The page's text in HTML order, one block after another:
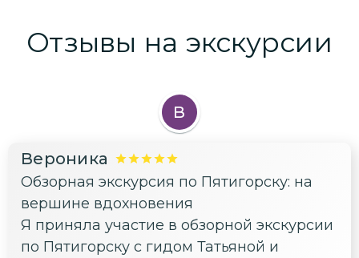
Отзывы на экскурсии
В
Вероника
Обзорная экскурсия по Пятигорску: на
вершине вдохновения
Я приняла участие в обзорной экскурсии
по Пятигорску с гидом Татьяной и